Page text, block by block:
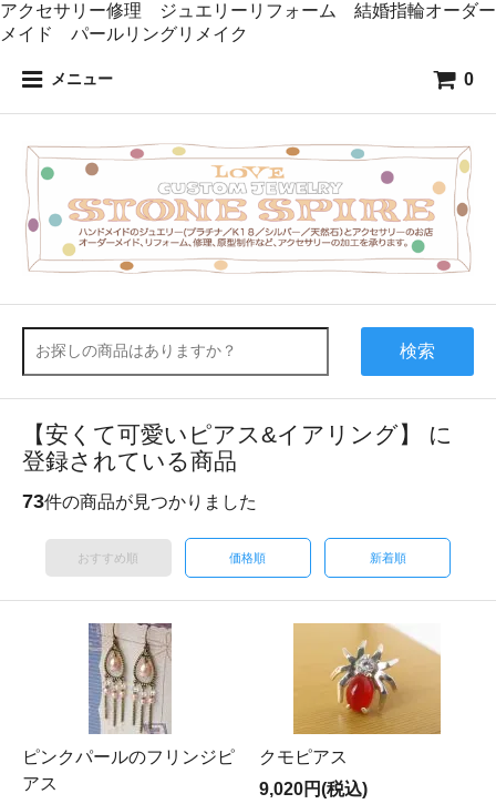
アクセサリー修理 ジュエリーリフォーム 結婚指輪オーダー
メイド パールリングリメイク
メニュー 0
検索
【安くて可愛いピアス&イアリング】 に
登録されている商品
73件の商品が見つかりました
おすすめ順 価格順 新着順
ピンクパールのフリンジピ
アス
クモピアス
9,020円(税込)